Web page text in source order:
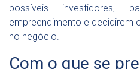
possíveis investidores,
empreendimento e decidirem
no negócio.
Com o que se